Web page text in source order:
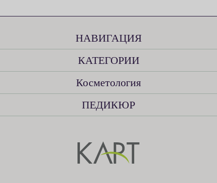
НАВИГАЦИЯ
КАТЕГОРИИ​
Косметология
ПЕДИКЮР